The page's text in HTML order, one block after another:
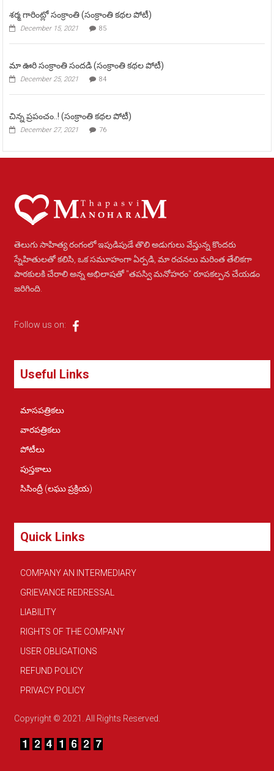
శర్మ గారింట్లో సంక్రాంతి (సంక్రాంతి కథల పోటీ)
December 15, 2021 85
మా ఊరి సంక్రాంతి సందడి (సంక్రాంతి కథల పోటీ)
December 25, 2021 84
చిన్న ప్రపంచం..! (సంక్రాంతి కథల పోటీ)
December 27, 2021 76
తెలుగు సాహిత్య రంగంలో ఇపుడిపుడే తొలి అడుగులు వేస్తున్న కొందరు
స్నేహితులతో కలిసి, ఒక సమూహంగా ఏర్పడి, మా రచనలు మరింత తేలికగా
పాఠకులకి చేరాలి అన్న అభిలాషతో "తపస్వి మనోహరం" రూపకల్పన చేయడం
జరిగింది.
Follow us on:
Useful Links
మాసపత్రికలు
వారపత్రికలు
పోటీలు
పుస్తకాలు
సిసింద్రీ (లఘు ప్రక్రియ)
Quick Links
COMPANY AN INTERMEDIARY
GRIEVANCE REDRESSAL
LIABILITY
RIGHTS OF THE COMPANY
USER OBLIGATIONS
REFUND POLICY
PRIVACY POLICY
Copyright © 2021. All Rights Reserved.